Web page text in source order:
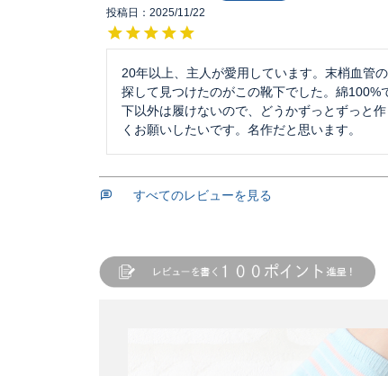
投稿日
2025/11/22
20年以上、主人が愛用しています。末梢血管
探して見つけたのがこの靴下でした。綿100%
下以外は履けないので、どうかずっとずっと
くお願いしたいです。名作だと思います。
すべてのレビューを見る